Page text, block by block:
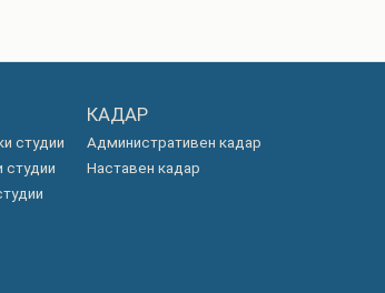
студии
студии
КАДАР
Административен кадар
Наставен кадар